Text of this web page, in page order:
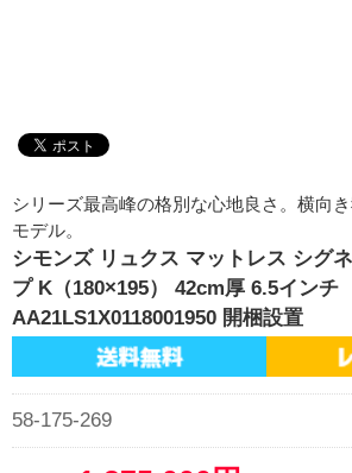
シリーズ最高峰の格別な心地良さ。横向
モデル。
シモンズ リュクス マットレス シグ
プ K（180×195） 42cm厚 6.5インチ
AA21LS1X0118001950 開梱設置
58-175-269